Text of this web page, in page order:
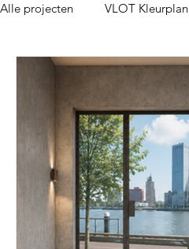
Alle projecten VLOT Kleurplan